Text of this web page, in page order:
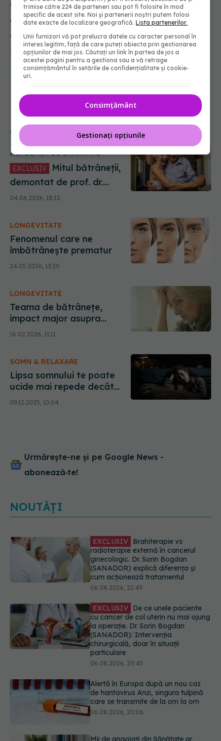
Gabriel Ioan Prada, șeful disciplinei geriatrie și
gerontologie de la Institutul Ana Aslan, în
exclusivitate la Academia de Sănătate de la DC
Medical și DC News.
batranete
CITEȘTE ȘI
ACADEMIA DE SĂNĂTATE
EXCLUSIV
demontat de prof. dr.
Gabriel Ioan Prada. De ce
cedează corpul de fapt și
cauză
04.06.2026, 18:12
LONGEVITATE
Fenomenul care ne
îmbătrânește prematur
24.05.2026, 13:20
LONGEVITATE
Teama de bătrânețe,
impact major asupra
corpului
16.02.2026, 11:11
SOMN & RELAXARE
Lipsa somnului te poate
ucide mai repede decât
crezi
09.12.2025, 10:04
Urmărește-ne și pe Google News -
abonează‑te!
NOUTĂȚI
EXCLUSIV De ce unele paciente
cu cancer de col uterin nu mai ajung
la operație. Dr. Sorin Bogdan
(SANADOR): Intervenția
chirurgicală, doar în situații
particulare
Alertă în Europa după un nou caz
de hantavirus Anzi, singura tulpină
care se transmite de la om la om
06.08.2026, 20:06
putea primi salarii mai mari.
Sindicatele cer schimbarea legii
06.08.2026, 19:26
care pot fi tratate fără operație. Dr.
trimise către 224 de parteneri sau pot fi folosite în mod
specific de acest site. Noi și partenerii noștri putem folosi
date exacte de localizare geografică.Lista partenerilor.
Unii furnizori vă pot prelucra datele cu caracter personal în
interes legitim, față de care puteți obiecta prin gestionarea
opțiunilor de mai jos. Căutați un link în partea de jos a
acestei pagini pentru a gestiona sau a vă retrage
consimțământul în setările de confidențialitate și cookie-
uri.
Consimțământ
Gestionați opțiunile